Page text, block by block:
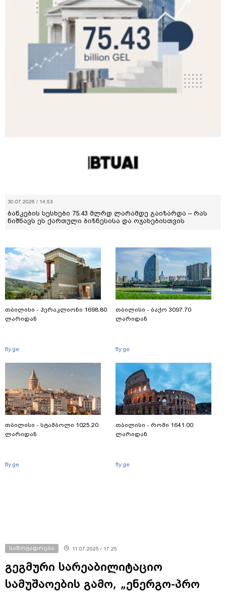
30.07.2026 / 14:53
ბანკების სესხები 75.43 მლრდ ლარამდე გაიზარდა – რას
ნიშნავს ეს ქართული ბიზნესისა და ოჯახებისთვის
თბილისი - ჰერაკლიონი 1698.80
ლარიდან
fly.ge
თბილისი - სტამბოლი 1025.20
ლარიდან
fly.ge
თბილისი - ბაქო 3097.70
ლარიდან
fly.ge
თბილისი - რომი 1641.00
ლარიდან
fly.ge
საზოგადოება 11.07.2025 / 17:25
გეგმური სარეაბილიტაციო
სამუშაოების გამო, „ენერგო-პრო